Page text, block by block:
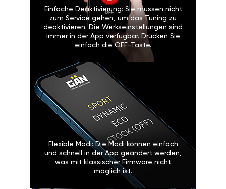
Einfache Deaktivierung: Sie müssen nicht
zum Service gehen, um das Tuning zu
deaktivieren. Die Werkseinstellungen sind
immer in der App verfügbar. Drücken Sie
einfach die OFF-Taste.
Flexible Modi: Die Modi können einfach
und schnell in der App geändert werden,
was mit klassischer Firmware nicht
möglich ist.